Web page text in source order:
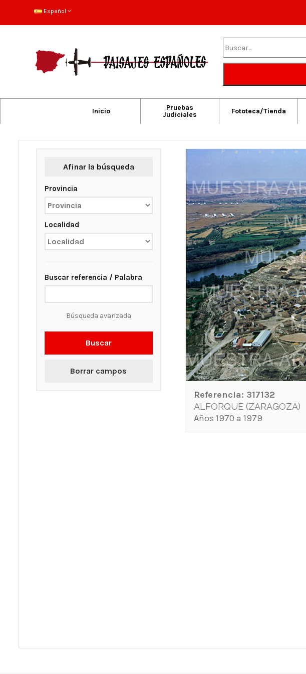
Español
Inicio
Pruebas
Judiciales
Fototeca/Tienda
Afinar la búsqueda
Provincia
Localidad
Buscar referencia / Palabra
Búsqueda avanzada
Buscar
Borrar campos
Referencia: 317132
ALFORQUE (ZARAGOZA)
Años 1970 a 1979